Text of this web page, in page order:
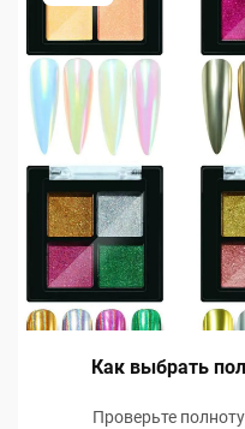
Как выбрать
Проверьте